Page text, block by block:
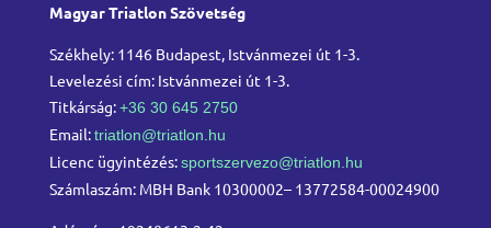
Magyar Triatlon Szövetség
Székhely: 1146 Budapest, Istvánmezei út 1-3.
Levelezési cím: Istvánmezei út 1-3.
Titkárság:+36 30 645 2750
Email:triatlon@triatlon.hu
Licenc ügyintézés:sportszervezo@triatlon.hu
Számlaszám: MBH Bank 10300002– 13772584-00024900